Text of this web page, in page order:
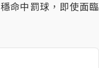
命中罰球，即使面臨